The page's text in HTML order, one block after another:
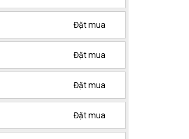
Đặt mua
Đặt mua
Đặt mua
Đặt mua